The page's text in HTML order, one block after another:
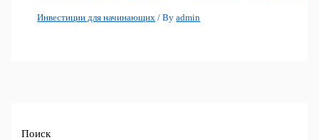
Инвестиции для начинающих / Byadmin
Поиск